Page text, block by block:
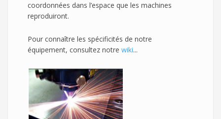
coordonnées dans l’espace que les machines
reproduiront.
Pour connaître les spécificités de notre
équipement, consultez notre wiki...